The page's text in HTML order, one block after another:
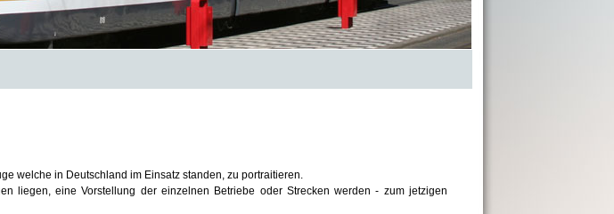
welche in Deutschland im Einsatz standen, zu portraitieren.
liegen, eine Vorstellung der einzelnen Betriebe oder Strecken werden - zum jetzigen